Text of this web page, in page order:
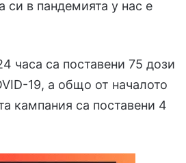
си в пандемията у нас е
часа са поставени 75 дози
19, а общо от началото
кампания са поставени 4